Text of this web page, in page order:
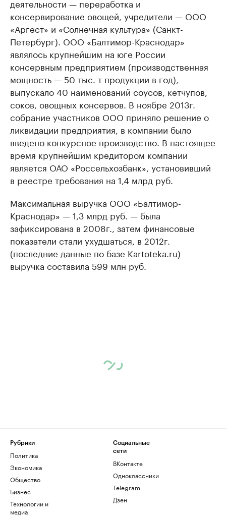
деятельности — переработка и
консервирование овощей, учредители — ООО
«Аргест» и «Солнечная культура» (Санкт-
Петербург). ООО «Балтимор-Краснодар»
являлось крупнейшим на юге России
консервным предприятием (производственная
мощность — 50 тыс. т продукции в год),
выпускало 40 наименований соусов, кетчупов,
соков, овощных консервов. В ноябре 2013г.
собрание участников ООО приняло решение о
ликвидации предприятия, в компании было
введено конкурсное производство. В настоящее
время крупнейшим кредитором компании
является ОАО «Россельхозбанк», установивший
в реестре требования на 1,4 млрд руб.
Максимальная выручка ООО «Балтимор-
Краснодар» — 1,3 млрд руб. — была
зафиксирована в 2008г., затем финансовые
показатели стали ухудшаться, в 2012г.
(последние данные по базе Kartoteka.ru)
выручка составила 599 млн руб.
Рубрики
Политика
Экономика
Общество
Бизнес
Технологии и
медиа
Социальные
сети
ВКонтакте
Одноклассники
Telegram
Дзен